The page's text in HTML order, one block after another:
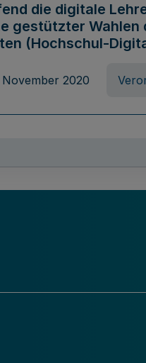
die digitale
gestützter Wahlen
(Hochschul-
November 2020
- HAbg-
des